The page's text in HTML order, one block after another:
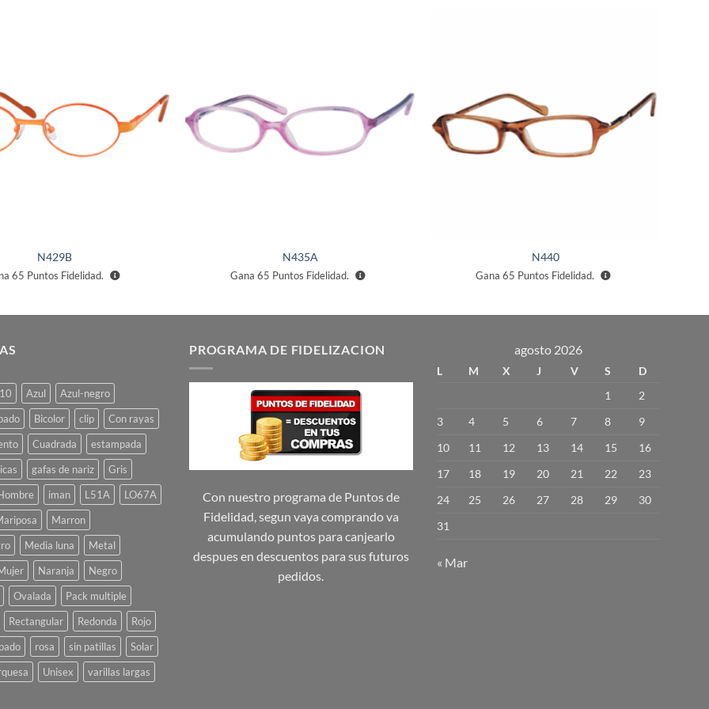
N429B
65 Puntos Fidelidad.
N435A
Gana 65 Puntos Fidelidad.
N440
Gana 65 Puntos Fidelidad.
Azul
Azul-negro
Bicolor clip
Con rayas
Cuadrada
estampada
gafas de nariz
Gris
iman L51A
LO67A
Marron
Media luna
Metal
Naranja
Negro
Ovalada
Pack multiple
Rectangular Redonda
Rojo
rosa sin patillas
Solar
Unisex
varillas largas
PROGRAMA DE FIDELIZACION
Con nuestro programa de Puntos de
Fidelidad, segun vaya comprando va
acumulando puntos para canjearlo
despues en descuentos para sus futuros
pedidos.
agosto 2026
L M X J V S
D
1
2
3
4 5 6 7 8
9
10
11 12 13 14 15
16
17
18 19 20 21 22
23
24
25 26 27 28 29
30
31
« Mar